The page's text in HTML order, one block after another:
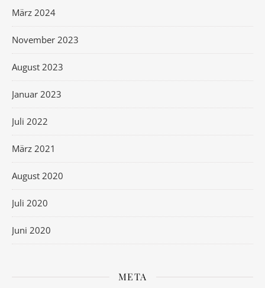
März 2024
November 2023
August 2023
Januar 2023
Juli 2022
März 2021
August 2020
Juli 2020
Juni 2020
META